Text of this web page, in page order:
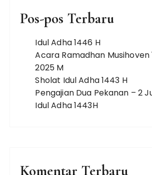
Pos-pos Terbaru
Idul Adha 1446 H
Acara Ramadhan Musihoven
2025 M
Sholat Idul Adha 1443 H
Pengajian Dua Pekanan – 2
Idul Adha 1443H
Komentar Terbaru